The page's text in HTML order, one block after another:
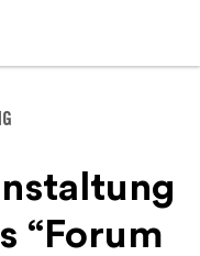
“Forum